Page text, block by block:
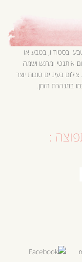
באור טבעי בסטודיו, בטבע או
אותנטי ומרגש ושמה
בעיניים טובות יוצר
במנהרת הזמן.
: